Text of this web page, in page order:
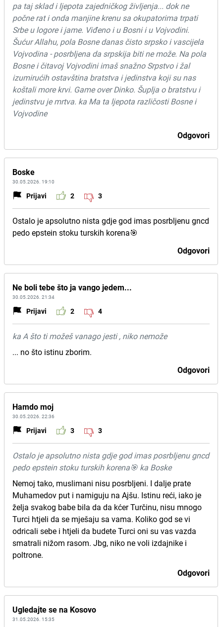
pa taj sklad i ljepota zajedničkog življenja... dok ne
počne rat i onda manjine krenu sa okupatorima trpati
Srbe u logore i jame. Viđeno i u Bosni i u Vojvodini.
Šućur Allahu, pola Bosne danas čisto srpsko i vascijela
Vojvodina - posrbljena da srpskija biti ne može. Na pola
Bosne i čitavoj Vojvodini imaš snažno Srpstvo i žal
izumirućih ostavština bratstva i jedinstva koji su nas
koštali more krvi. Game over Dinko. Šuplja o bratstvu i
jedinstvu je mrtva. ka Ma ta ljepota različosti Bosne i
Vojvodine
Odgovori
Boske
30.05.2026. 19:10
Prijavi 2 3
Ostalo je apsolutno nista gdje god imas posrbljenu gncd
pedo epstein stoku turskih korena🎯
Odgovori
Ne boli tebe što ja vango jedem...
30.05.2026. 21:34
Prijavi 2 4
ka A što ti možeš vanago jesti , niko nemože
... no što istinu zborim.
Odgovori
Hamdo moj
30.05.2026. 22:36
Prijavi 3 3
Ostalo je apsolutno nista gdje god imas posrbljenu gncd
pedo epstein stoku turskih korena🎯 ka Boske
Nemoj tako, muslimani nisu posrbljeni. I dalje prate
Muhamedov put i namiguju na Ajšu. Istinu reći, iako je
želja svakog babe bila da da kćer Turčinu, nisu mnogo
Turci htjeli da se mješaju sa vama. Koliko god se vi
odricali sebe i htjeli da budete Turci oni su vas vazda
smatrali nižom rasom. Jbg, niko ne voli izdajnike i
poltrone.
Odgovori
Ugledajte se na Kosovo
31.05.2026. 15:35